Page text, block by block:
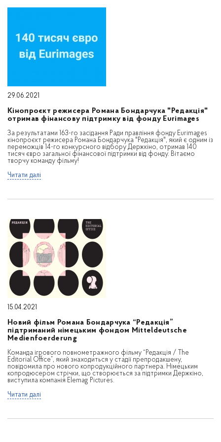
29.06.2021
Кінопроєкт режисера Романа Бондарчука "Редакція"
отримав фінансову підтримку від фонду Eurimages
За результатами 163-го засідання Ради правління фонду Eurimages
кінопроєкт режисера Романа Бондарчука "Редакція", який є одним із
переможців 14-го конкурсного відбору Держкіно, отримав 140
тисяч євро загальної фінансової підтримки від фонду. Вітаємо
творчу команду фільму!
Читати далі
15.04.2021
Новий фільм Романа Бондарчука “Редакція”
підтриманий німецьким фондом Mitteldeutsche
Medienfoerderung
Команда ігрового повнометражного фільму “Редакція / The
Editorial Office”, який знаходиться у стадії препродакшену,
повідомила про нового копродукційного партнера. Німецьким
копродюсером стрічки, що створюється за підтримки Держкіно,
виступила компанія Elemag Pictures.
Читати далі